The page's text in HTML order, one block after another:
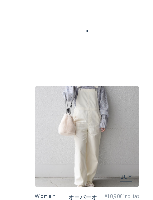
Women
オーバーオ
¥10,900 inc. tax